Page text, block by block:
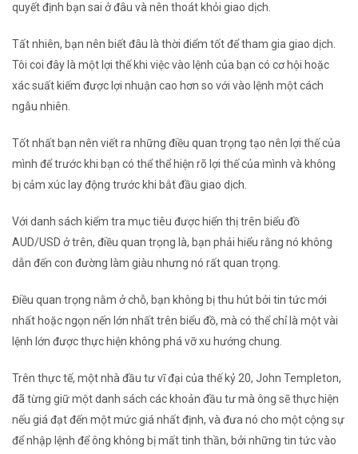
quyết định bạn sai ởđâu và nên thoát khỏi giao dịch.
Tất nhiên, bạn nên biết đâu là thời điểm tốt để tham gia giao dịch.
Tôi coi đây là một lợi thế khi việc vào lệnh của bạn có cơ hội hoặc
xác suất kiếm được lợi nhuận cao hơn so với vào lệnh một cách
ngẫu nhiên.
Tốt nhất bạn nên viết ra những điều quan trọng tạo nên lợi thế của
mình để trước khi bạn có thể thể hiện rõ lợi thế của mình và không
bị cảm xúc lay động trước khi bắt đầu giao dịch.
Với danh sách kiểm tra mục tiêu được hiển thị trên biểu đồ
AUD/USD ở trên, điều quan trọng là, bạn phải hiểu rằng nó không
dẫn đến con đường làm giàu nhưng nó rất quan trọng.
Điều quan trọng nằm ở chỗ, bạn không bị thu hút bởi tin tức mới
nhất hoặc ngọn nến lớn nhất trên biểu đồ, mà có thể chỉ là một vài
lệnh lớn được thực hiện không phá vỡ xu hướng chung.
Trên thực tế, một nhà đầu tư vĩ đại của thế kỷ 20, John Templeton,
đã từng giữ một danh sách các khoản đầu tư mà ông sẽ thực hiện
nếu giá đạt đến một mức giá nhất định, và đưa nó cho một cộng sự
để nhập lệnh để ông không bị mất tinh thần, bởi những tin tức vào